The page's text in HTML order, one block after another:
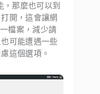
，那麼也可以到
開，這會讓網
檔案，減少請
可能遭遇一些
這個選項。